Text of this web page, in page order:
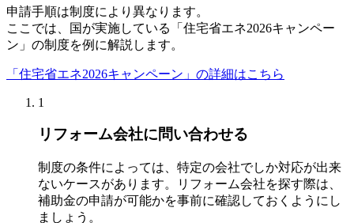
申請手順は制度により異なります。
ここでは、国が実施している「住宅省エネ2026キャンペー
ン」の制度を例に解説します。
「住宅省エネ2026キャンペーン」の詳細はこちら
1
リフォーム会社に問い合わせる
制度の条件によっては、特定の会社でしか対応が出来
ないケースがあります。リフォーム会社を探す際は、
補助金の申請が可能かを事前に確認しておくようにし
ましょう。